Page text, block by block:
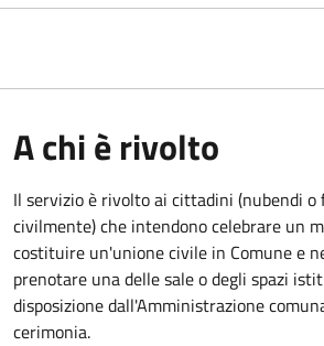
A chi è rivolto
Il servizio è rivolto ai cittadini (nubendi
civilmente) che intendono celebrare un
costituire un'unione civile in Comune e
prenotare una delle sale o degli spazi
disposizione dall'Amministrazione
cerimonia.